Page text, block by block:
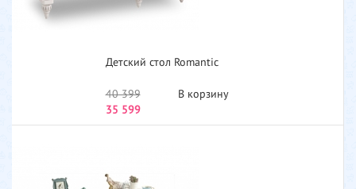
Детский стол Romantic
40 399
35 599
В корзину